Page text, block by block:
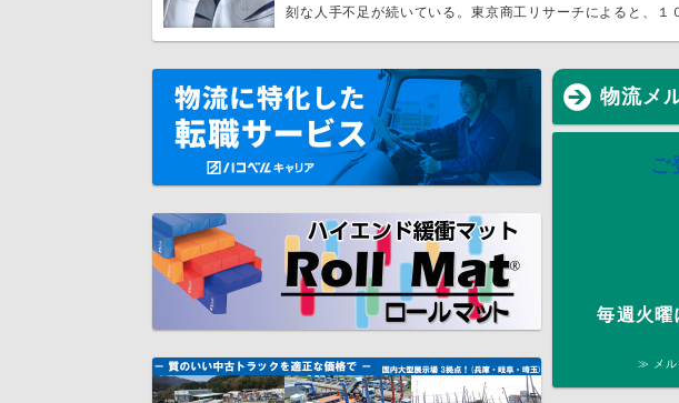
刻な人手不足が続いている。東京商工リサーチによると、
物流メ
ご
毎週火曜
≫ メル